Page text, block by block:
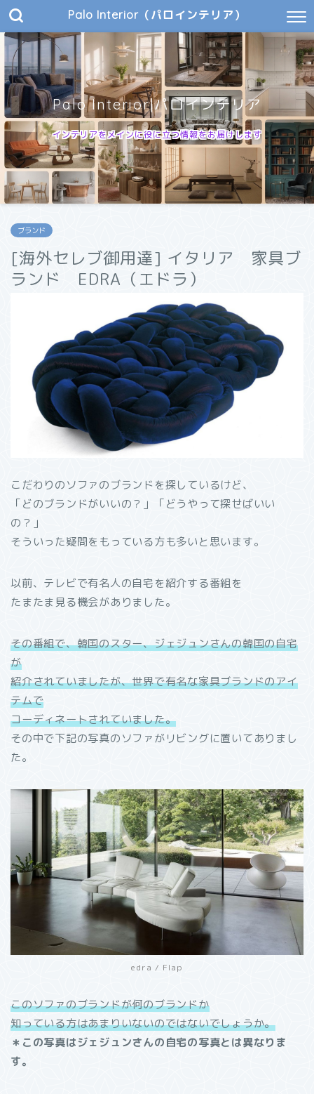
Palo Interior（パロインテリア）
Palo Interior|パロインテリア
インテリアをメインに役に立つ情報をお届けします
ブランド
[海外セレブ御用達] イタリア 家具ブ
ランド EDRA（エドラ）
こだわりのソファのブランドを探しているけど、
「どのブランドがいいの？」「どうやって探せばいい
の？」
そういった疑問をもっている方も多いと思います。
以前、テレビで有名人の自宅を紹介する番組を
たまたま見る機会がありました。
その番組で、韓国のスター、ジェジュンさんの韓国の自宅
が
紹介されていましたが、世界で有名な家具ブランドのアイ
テムで
コーディネートされていました。
その中で下記の写真のソファがリビングに置いてありまし
た。
edra / Flap
このソファのブランドが何のブランドか
知っている方はあまりいないのではないでしょうか。
＊この写真はジェジュンさんの自宅の写真とは異なりま
す。